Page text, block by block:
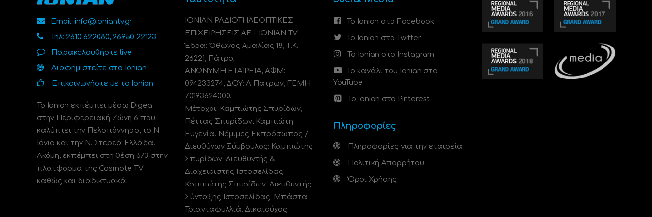
Email: info@ioniantv.gr
Τηλ: 2610 622080, 26950 22123
Παρακολουθήστε live
Διαφημιστείτε στο Ionian
Επικοινωνήστε με το Ionian
Το Ionian εκπέμπει μέσω Digea
στην Περιφερειακή Ζώνη 6 που
καλύπτει την Πελοπόννησο, το N.
Ιόνιο και την Ν. Στερεά Ελλάδα.
Ακόμη, εκπέμπει στη θέση 673 στην
πλατφόρμα της Cosmote TV
καθώς και διαδικτυακά.
ΙΟΝΙΑΝ ΡΑΔΙΟΤΗΛΕΟΠΤΙΚΕΣ
ΕΠΙΧΕΙΡΗΣΕΙΣ ΑΕ - IONIAN TV
Έδρα: Όθωνος Αμαλίας 18, Τ.Κ.
26221, Πάτρα.
ΑΝΩΝΥΜΗ ΕΤΑΙΡΕΙΑ, ΑΦΜ:
094233274, ΔΟΥ: A Πατρών, ΓΕΜΗ:
70193624000.
Μέτοχοι: Καμπιώτης Σπυρίδων,
Πέττας Σπυρίδων, Καμπιώτη
Ευγενία. Νόμιμος Εκπρόσωπος /
Διευθύνων Σύμβουλος: Καμπιώτης
Σπυρίδων. Διευθυντής &
Διαχειριστής Ιστοσελίδας:
Καμπιώτης Σπυρίδων. Διευθυντής
Σύνταξης Ιστοσελίδας: Μπάστα
Τριανταφυλλιά. Δικαιούχος
Το Ionian στο Facebook
Το Ionian στο Twitter
Το Ionian στο Instagram
Το κανάλι του Ionian στο
YouTube
Το Ionian στο Pinterest
Πληροφορίες
Πληροφορίες για την εταιρεία
Πολιτική Απορρήτου
Όροι Χρήσης